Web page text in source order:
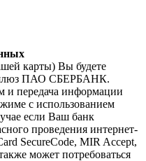
карты) Вы будете
шлюз ПАО СБЕРБАНК.
передача информации
с использованием
если Ваш банк
проведения интернет-
SecureCode, MIR Accept,
может потребоваться